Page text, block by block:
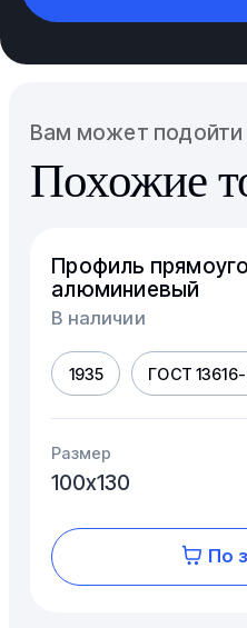
Вам может подойти
Похожие
Профиль
алюминиевый
В наличии
1935 ГОСТ
Размер
100х130
По